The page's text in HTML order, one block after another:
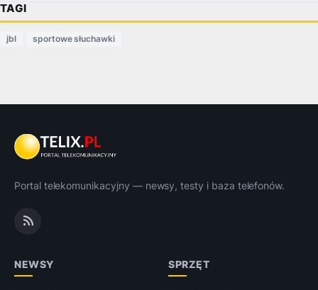
TAGI
jbl sportowe słuchawki
Portal telekomunikacyjny — newsy, testy i baza telefonów.
NEWSY SPRZĘT